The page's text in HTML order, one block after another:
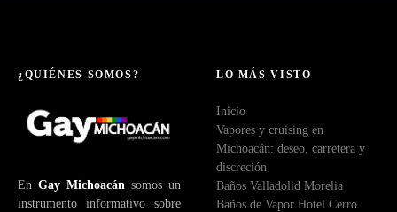
¿QUIÉNES SOMOS?
En Gay Michoacán somos un
instrumento informativo sobre
LO MÁS VISTO
Inicio
Vapores y cruising en
Michoacán: deseo, carretera y
discreción
Baños Valladolid Morelia
Baños de Vapor Hotel Cerro